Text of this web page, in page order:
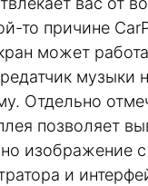
то причине
может
музыки
Отдельно
позволяет
изображение
и